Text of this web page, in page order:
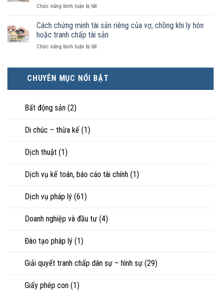
là
hôn
hôn
tài
sản
nào?
điều
kinh
tế
hơn
trực
tiếp
nuôi
Chức năng bình luận bị tắtở
ly
hôn
khi
hôn
hạnh
phúc:
Góc
Cách chứng minh tài sản riêng của vợ, chồng khi ly hôn
hoặc tranh chấp tài sản
Chức năng bình luận bị tắtở
tài
sản
chấp
CHUYÊN MỤC NỔI BẬT
Bất động sản (2)
Di chúc – thừa kế (1)
Dịch thuật (1)
Dịch vụ kế toán, báo cáo tài chính (1)
Dịch vụ pháp lý (61)
Doanh nghiệp và đầu tư (4)
Đào tạo pháp lý (1)
Giải quyết tranh chấp dân sự – hình sự (29)
Giấy phép con (1)